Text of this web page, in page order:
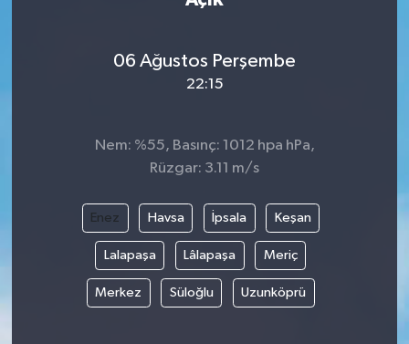
06 Ağustos Perşembe
22:15
Nem: %55, Basınç: 1012 hpa hPa,
Rüzgar: 3.11 m/s
Enez Havsa İpsala Keşan
Lalapaşa Lâlapaşa Meriç
Merkez Süloğlu Uzunköprü